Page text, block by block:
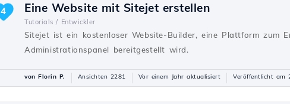
Eine Website mit Sitejet erstellen
Tutorials / Entwickler
Sitejet ist ein kostenloser Website-Builder, eine Plattform zum
Administrationspanel bereitgestellt wird.
4
von Florin P. Ansichten 2281 Vor einem Jahr aktualisiert Veröffentlicht am